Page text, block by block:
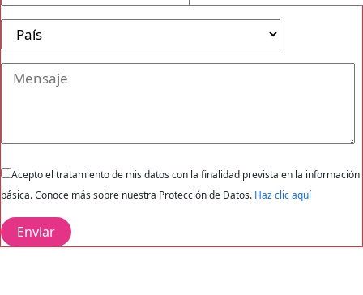
Acepto el tratamiento de mis datos con la finalidad prevista en la información
básica. Conoce más sobre nuestra Protección de Datos. Haz clic aquí